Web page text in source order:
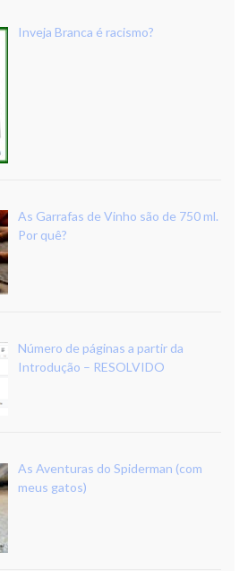
Inveja Branca é racismo?
As Garrafas de Vinho são de 750 ml.
Por quê?
Número de páginas a partir da
Introdução – RESOLVIDO
As Aventuras do Spiderman (com
meus gatos)